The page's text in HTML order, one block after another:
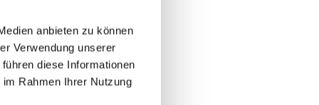
anbieten zu können
Verwendung unserer
diese Informationen
Rahmen Ihrer Nutzung